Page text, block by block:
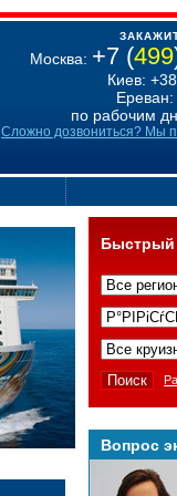
Москва: +7 (499
Киев:
по рабочим
Сложно дозвониться? Мы
Быстрый
Вопрос